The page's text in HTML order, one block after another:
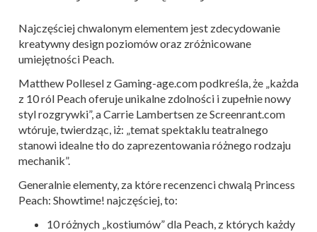
Najczęściej chwalonym elementem jest zdecydowanie
kreatywny design poziomów oraz zróżnicowane
umiejętności Peach.
Matthew Pollesel z Gaming-age.com podkreśla, że „każda
z 10 ról Peach oferuje unikalne zdolności i zupełnie nowy
styl rozgrywki”, a Carrie Lambertsen ze Screenrant.com
wtóruje, twierdząc, iż: „temat spektaklu teatralnego
stanowi idealne tło do zaprezentowania różnego rodzaju
mechanik”.
Generalnie elementy, za które recenzenci chwalą Princess
Peach: Showtime! najczęściej, to:
10 różnych „kostiumów” dla Peach, z których każdy